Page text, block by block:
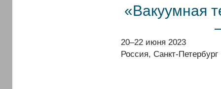
«Вакуумная
20–22 июня 2023
Россия, Санкт-Петербург